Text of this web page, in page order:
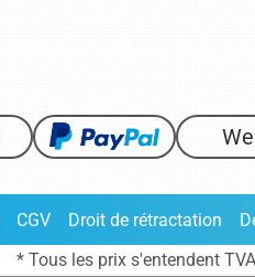
CGV Droit de rétractation
* Tous les prix s'entendent